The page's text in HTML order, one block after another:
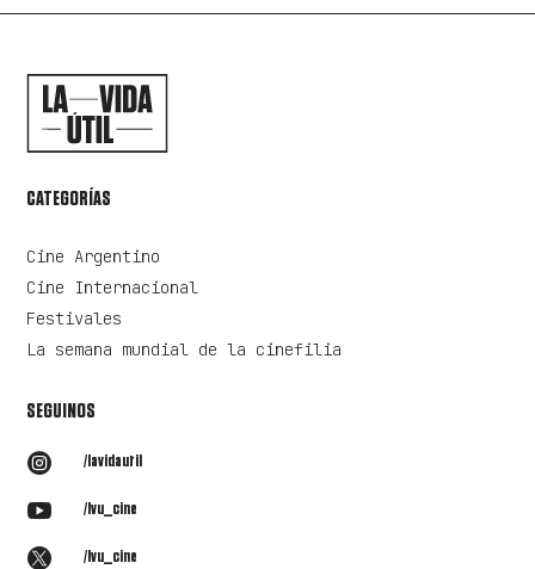
CATEGORÍAS
Cine Argentino
Cine Internacional
Festivales
La semana mundial de la cinefilia
SEGUINOS
 /lavidautil
 /lvu_cine
 /lvu_cine